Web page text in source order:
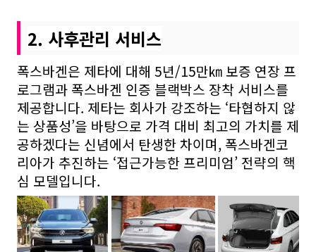
2. 사후관리 서비스
폭스바겐은 제타에 대해 5년/15만㎞ 보증 연장 프
로그램과 폭스바겐 인증 블랙박스 장착 서비스를
제공합니다. 제타는 회사가 강조하는 ‘타협하지 않
는 상품성’을 바탕으로 가격 대비 최고의 가치를 제
공하겠다는 신념에서 탄생한 차이며, 폭스바겐코
리아가 추진하는 ‘접근가능한 프리미엄’ 전략의 핵
심 모델입니다.